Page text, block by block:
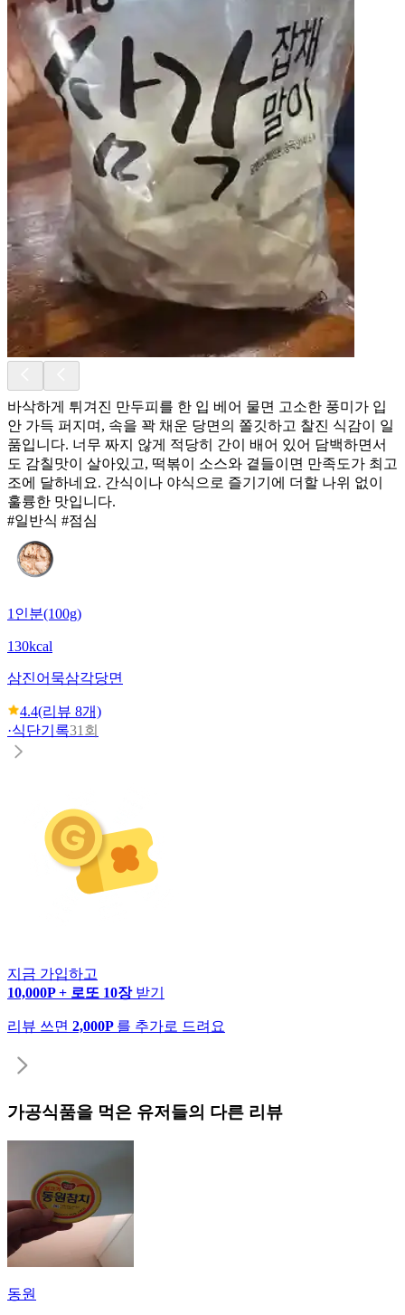
바삭하게 튀겨진 만두피를 한 입 베어 물면 고소한 풍미가 입
안 가득 퍼지며, 속을 꽉 채운 당면의 쫄깃하고 찰진 식감이 일
품입니다. 너무 짜지 않게 적당히 간이 배어 있어 담백하면서
도 감칠맛이 살아있고, 떡볶이 소스와 곁들이면 만족도가 최고
조에 달하네요. 간식이나 야식으로 즐기기에 더할 나위 없이
훌륭한 맛입니다.
#일반식 #점심
1인분(100g)
130kcal
삼진어묵삼각당면
4.4(리뷰 8개)
·식단기록31회
지금 가입하고
10,000P + 로또 10장 받기
리뷰 쓰면 2,000P 를 추가로 드려요
가공식품을 먹은 유저들의 다른 리뷰
동원